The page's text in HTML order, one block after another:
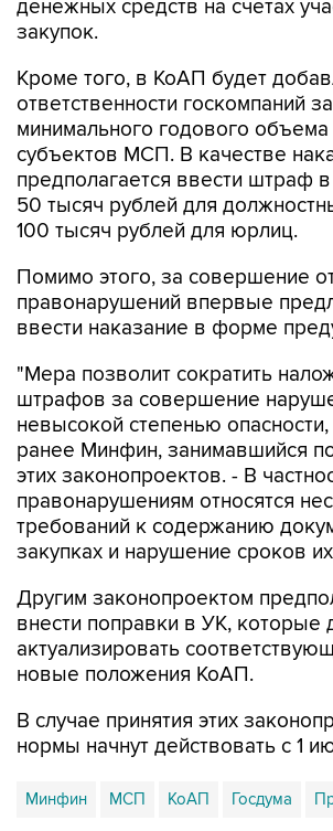
Кроме того, в КоАП будет
минимального годового объема
субъектов МСП. В качестве
предполагается ввести штраф в
50 тысяч рублей для
100 тысяч рублей для юрлиц.
Помимо этого, за совершение
ввести наказание в форме
"Мера позволит сократить
невысокой степенью опасности,
ранее Минфин, занимавшийся
этих законопроектов. - В
правонарушениям относятся
требований к содержанию
закупках и нарушение сроков
Другим законопроектом
актуализировать
новые положения КоАП.
В случае принятия этих
Минфин МСП КоАП Госдума